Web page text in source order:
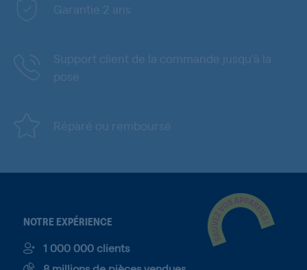
Garantie 2 ans
Support client de la commande jusqu'à la
pose
Réparé ou remboursé
NOTRE EXPÉRIENCE
1 000 000 clients